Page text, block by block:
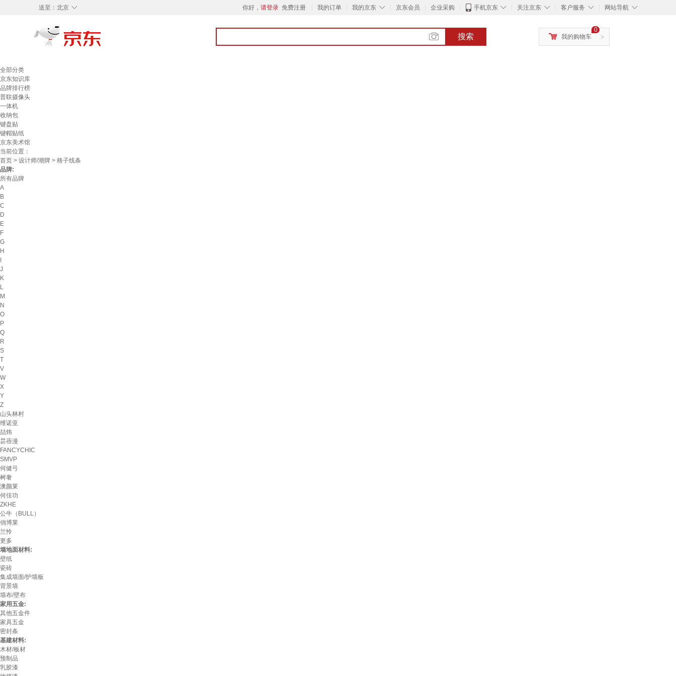
◇
送至： 北京 你好， 请登录 免费注册 我的订单 ◇
我的京东 京东会员 企业采购 ◇
手机京东 ◇
关注京东 ◇
客户服务 ◇
网站导航
搜索 >
0
我的购物车
全部分类
京东知识库
品牌排行榜
普联摄像头
一体机
收纳包
键盘贴
键帽贴纸
京东美术馆
当前位置：
首页 > 设计师/潮牌 > 格子线条
品牌:
所有品牌
A
B
C
D
E
F
G
H
J
K
L
M
N
O
P
Q
R
S
T
V
W
X
Y
Z
山头林村
维诺亚
喆炜
昙蓓漫
FANCYCHIC
SMVP
何健弓
树奢
澳颜莱
何佳功
ZKHE
公牛（BULL）
俏博莱
兰怜
更多
墙地面材料:
壁纸
瓷砖
集成墙面/护墙板
背景墙
墙布/壁布
家用五金:
其他五金件
家具五金
密封条
基建材料:
木材/板材
预制品
乳胶漆